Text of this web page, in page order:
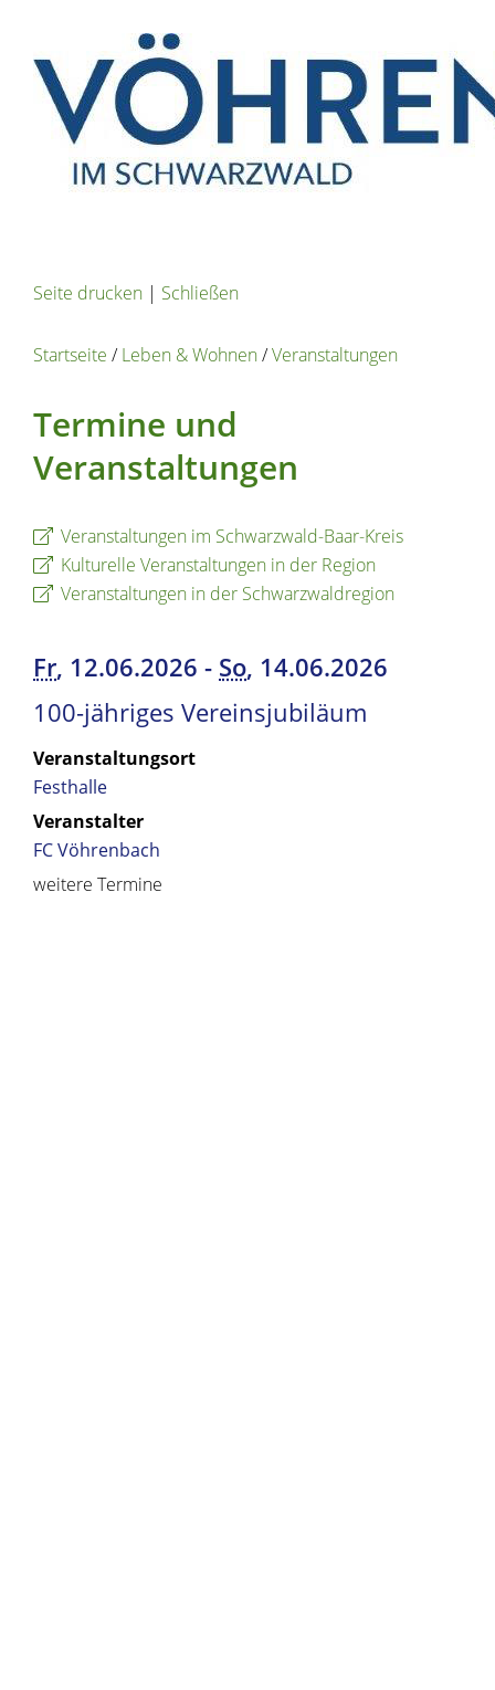
Seite drucken | Schließen
Startseite /Leben & Wohnen/Veranstaltungen
Termine und
Veranstaltungen
Veranstaltungen im Schwarzwald-Baar-Kreis
Kulturelle Veranstaltungen in der Region
Veranstaltungen in der Schwarzwaldregion
Fr, 12.06.2026 - So, 14.06.2026
100-jähriges Vereinsjubiläum
Veranstaltungsort
Festhalle
Veranstalter
FC Vöhrenbach
weitere Termine